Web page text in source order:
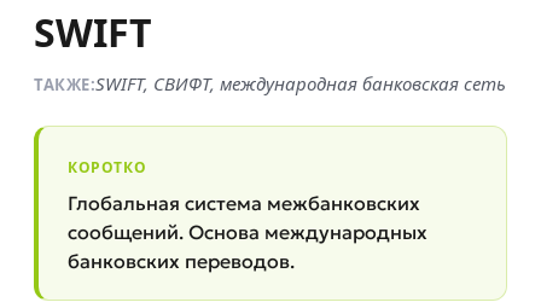
SWIFT
ТАКЖЕ:SWIFT, СВИФТ, международная банковская сеть
КОРОТКО
Глобальная система межбанковских
сообщений. Основа международных
банковских переводов.